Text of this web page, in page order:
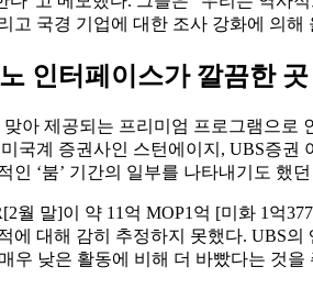
고 국경 기업에 대한 조사 강화에 의
인터페이스가 깔끔한 곳
맞아 제공되는 프리미엄 프로그램으로
국계 증권사인 스턴에이지, UBS증권
인 ‘붐’ 기간의 일부를 나타내기도 했
월 말]이 약 11억 MOP1억 [미화 1억
에 대해 감히 추정하지 못했다. UBS
우 낮은 활동에 비해 더 바빴다는 것을